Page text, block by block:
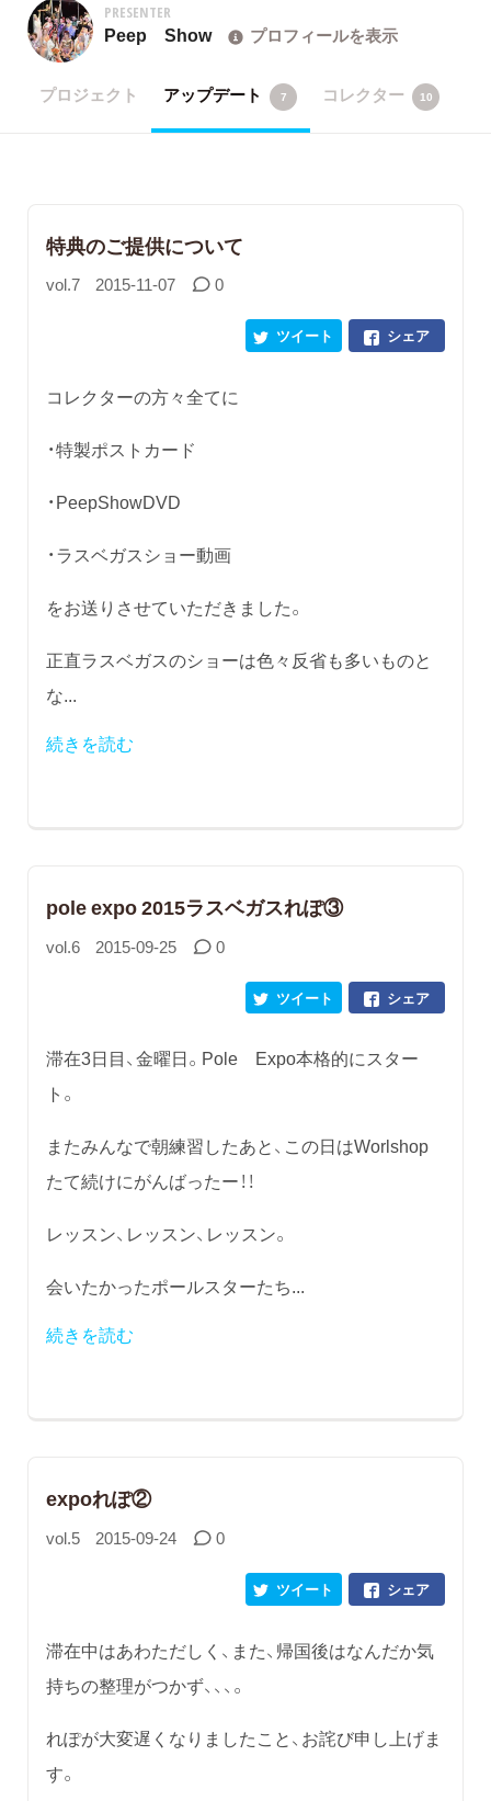
PRESENTER
Peep Show プロフィールを表示
プロジェクト アップデート 7 コレクター 10
特典のご提供について
vol.7 2015-11-07 0
シェア
ツイート
コレクターの方々全てに
・特製ポストカード
・PeepShowDVD
・ラスベガスショー動画
をお送りさせていただきました。
正直ラスベガスのショーは色々反省も多いものと
な...
続きを読む
pole expo 2015ラスベガスれぽ③
vol.6 2015-09-25 0
シェア
ツイート
滞在3日目、金曜日。Pole Expo本格的にスター
ト。
またみんなで朝練習したあと、この日はWorlshop
たて続けにがんばったー！！
レッスン、レッスン、レッスン。
会いたかったポールスターたち...
続きを読む
expoれぽ②
vol.5 2015-09-24 0
シェア
ツイート
滞在中はあわただしく、また、帰国後はなんだか気
持ちの整理がつかず、、、。
れぽが大変遅くなりましたこと、お詫び申し上げま
す。